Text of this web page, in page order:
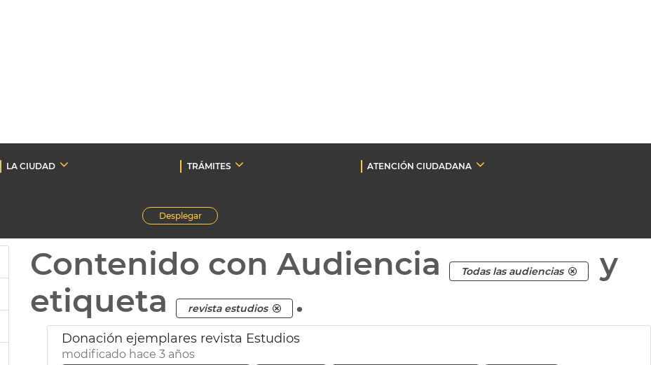
LA CIUDAD TRÁMITES
ATENCIÓN CIUDADANA
Desplegar
Contenido con Audiencia Todas las audiencias
y
etiqueta
revista estudios .
Donación ejemplares revista Estudios
modificado hace 3 años